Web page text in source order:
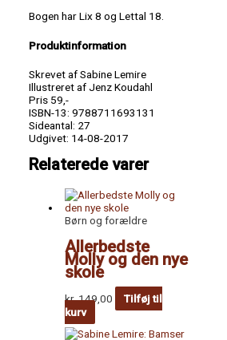
Bogen har Lix 8 og Lettal 18.
Produktinformation
Skrevet af Sabine Lemire
Illustreret af Jenz Koudahl
Pris 59,-
ISBN-13: 9788711693131
Sideantal: 27
Udgivet: 14-08-2017
Relaterede varer
Børn og forældre
Allerbedste
Molly og den nye
skole
kr.149,00
Tilføj til
kurv